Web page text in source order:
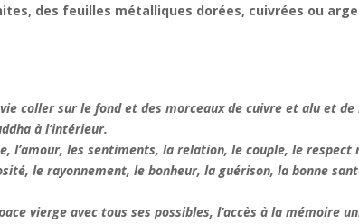
des feuilles métalliques dorées, cuivrées ou
coller sur le fond et des morceaux de cuivre et alu et de
à l’intérieur.
l’amour, les sentiments, la relation, le couple, le
le rayonnement, le bonheur, la guérison, la bonne
vierge avec tous ses possibles, l’accès à la mémoire